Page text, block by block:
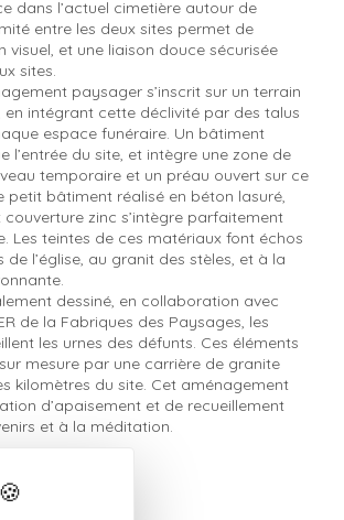
dans l’actuel cimetière autour de
entre les deux sites permet de
visuel, et une liaison douce sécurisée
sites.
paysager s’inscrit sur un terrain
en intégrant cette déclivité par des talus
espace funéraire. Un bâtiment
l’entrée du site, et intègre une zone de
temporaire et un préau ouvert sur ce
petit bâtiment réalisé en béton lasuré,
zinc s’intègre parfaitement
Les teintes de ces matériaux font échos
de l’église, au granit des stèles, et à la
dessiné, en collaboration avec
de la Fabriques des Paysages, les
les urnes des défunts. Ces éléments
mesure par une carrière de granite
kilomètres du site. Cet aménagement
d’apaisement et de recueillement
et à la méditation.
des réalisations